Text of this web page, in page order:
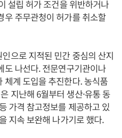
설립 허가 조건을 위반하거나
우 주무관청이 허가를 취소할
으로 지적된 민간 중심의 산지
도 나선다. 전문연구기관이나
체계 도입을 추진한다. 농식품
지난해 6월부터 생산·유통 동
가격 참고정보를 제공하고 있
지속 보완해 나가기로 했다.